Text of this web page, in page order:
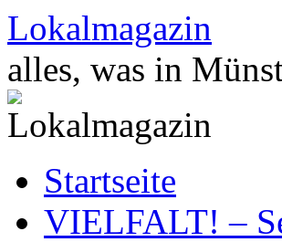
Zum
Inhalt
springen
Lokalmagazin
alles, was in
Startseite
VIELFALT! –